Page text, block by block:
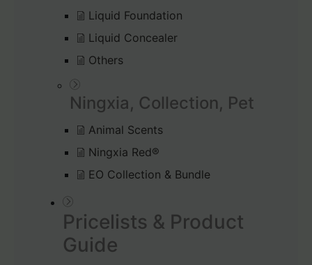
Liquid Foundation
Liquid Concealer
Others
Ningxia, Collection, Pet
Animal Scents
Ningxia Red®
EO Collection & Bundle
Pricelists & Product
Guide